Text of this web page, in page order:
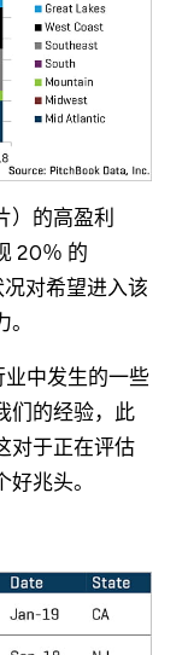
）的高盈利
20％ 的
对希望进入该
中发生的一些
们的经验，此
对于正在评估
兆头。